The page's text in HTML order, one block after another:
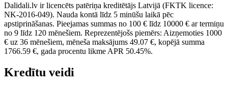
Dalidali.lv ir licencēts patēriņa kreditētājs Latvijā (FKTK licence:
NK-2016-049). Nauda kontā līdz 5 minūšu laikā pēc
apstiprināšanas. Pieejamas summas no 100 € līdz 10000 € ar termiņu
no 9 līdz 120 mēnešiem. Reprezentējošs piemērs: Aizņemoties 1000
€ uz 36 mēnešiem, mēneša maksājums 49.07 €, kopējā summa
1766.59 €, gada procentu likme APR 50.45%.
Kredītu veidi